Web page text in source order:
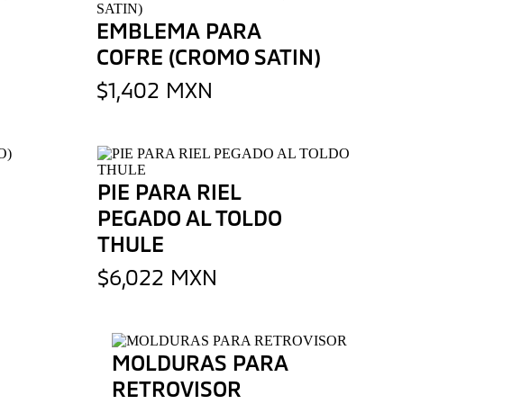
EMBLEMA PARA
COFRE (CROMO SATIN)
$1,402 MXN
PIE PARA RIEL
PEGADO AL TOLDO
THULE
$6,022 MXN
MOLDURAS PARA
RETROVISOR